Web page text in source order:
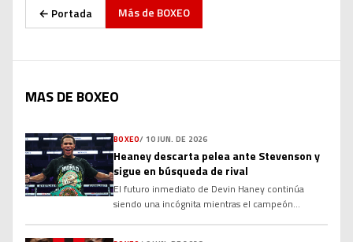
← Portada Más de BOXEO
MAS DE BOXEO
BOXEO/ 10 JUN. DE 2026
Heaney descarta pelea ante Stevenson y
sigue en búsqueda de rival
El futuro inmediato de Devin Haney continúa
siendo una incógnita mientras el campeón